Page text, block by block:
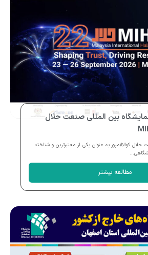
بین المللی صنعت حلال
کوالالامپور به عنوان یکی از معتبرترین و شناخته
مطالعه بیشتر